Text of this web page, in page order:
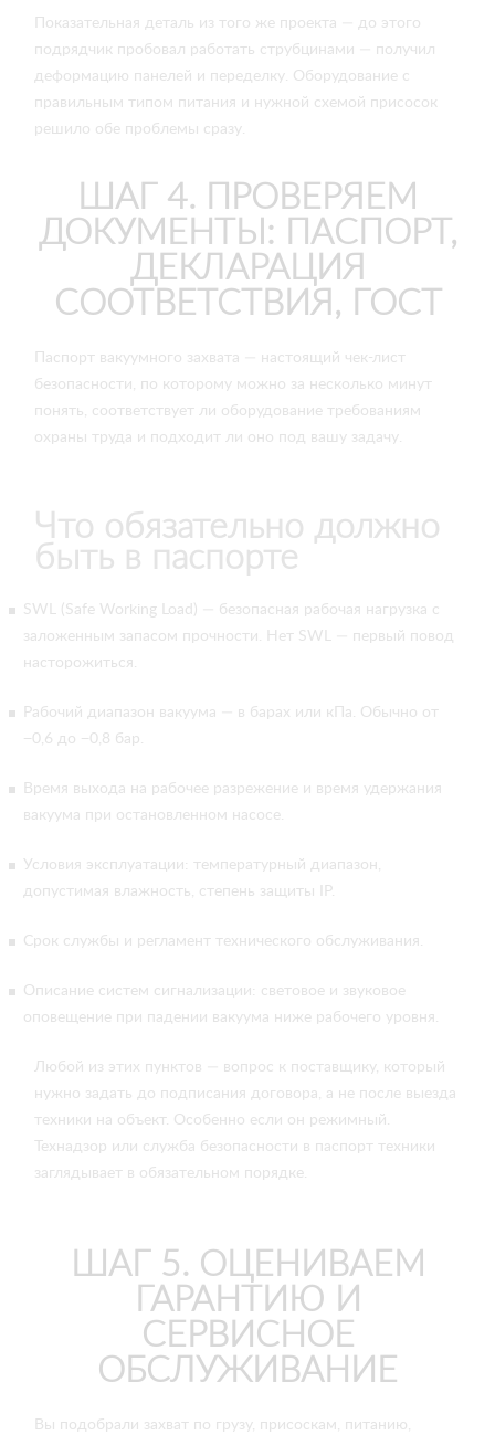
Показательная деталь из того же проекта — до этого
подрядчик пробовал работать струбцинами — получил
деформацию панелей и переделку. Оборудование с
правильным типом питания и нужной схемой присосок
решило обе проблемы сразу.
ШАГ 4. ПРОВЕРЯЕМ
ДОКУМЕНТЫ: ПАСПОРТ,
ДЕКЛАРАЦИЯ
СООТВЕТСТВИЯ, ГОСТ
Паспорт вакуумного захвата — настоящий чек-лист
безопасности, по которому можно за несколько минут
понять, соответствует ли оборудование требованиям
охраны труда и подходит ли оно под вашу задачу.
Что обязательно должно
быть в паспорте
SWL (Safe Working Load) — безопасная рабочая нагрузка с
заложенным запасом прочности. Нет SWL — первый повод
насторожиться.
Рабочий диапазон вакуума — в барах или кПа. Обычно от
−0,6 до −0,8 бар.
Время выхода на рабочее разрежение и время удержания
вакуума при остановленном насосе.
Условия эксплуатации: температурный диапазон,
допустимая влажность, степень защиты IP.
Срок службы и регламент технического обслуживания.
Описание систем сигнализации: световое и звуковое
оповещение при падении вакуума ниже рабочего уровня.
Любой из этих пунктов — вопрос к поставщику, который
нужно задать до подписания договора, а не после выезда
техники на объект. Особенно если он режимный.
Технадзор или служба безопасности в паспорт техники
заглядывает в обязательном порядке.
ШАГ 5. ОЦЕНИВАЕМ
ГАРАНТИЮ И
СЕРВИСНОЕ
ОБСЛУЖИВАНИЕ
Вы подобрали захват по грузу, присоскам, питанию,